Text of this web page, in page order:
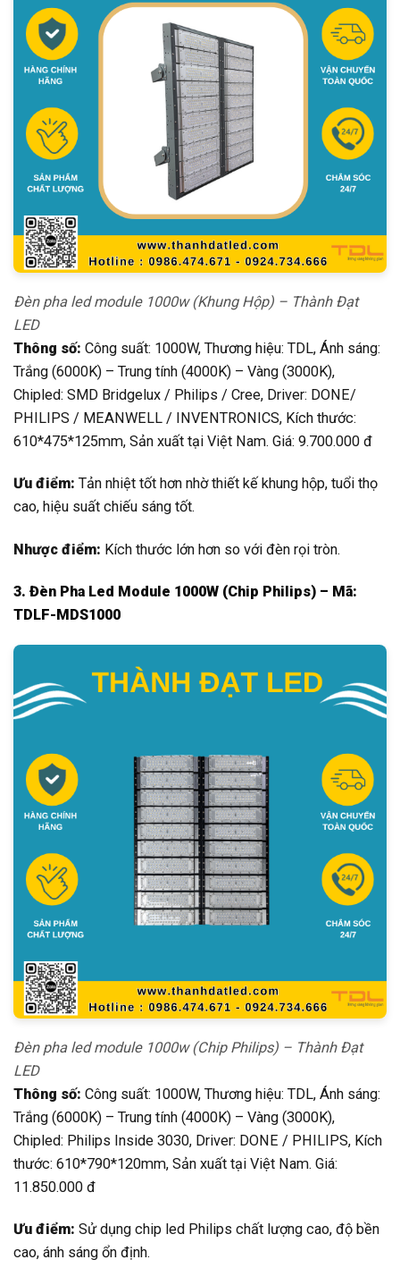
Đèn pha led module 1000w (Khung Hộp) – Thành Đạt
LED
Thông số: Công suất: 1000W, Thương hiệu: TDL, Ánh sáng:
Trắng (6000K) – Trung tính (4000K) – Vàng (3000K),
Chipled: SMD Bridgelux / Philips / Cree, Driver: DONE/
PHILIPS / MEANWELL / INVENTRONICS, Kích thước:
610*475*125mm, Sản xuất tại Việt Nam. Giá: 9.700.000 đ
Ưu điểm: Tản nhiệt tốt hơn nhờ thiết kế khung hộp, tuổi thọ
cao, hiệu suất chiếu sáng tốt.
Nhược điểm: Kích thước lớn hơn so với đèn rọi tròn.
3. Đèn Pha Led Module 1000W (Chip Philips) – Mã:
TDLF-MDS1000
Đèn pha led module 1000w (Chip Philips) – Thành Đạt
LED
Thông số: Công suất: 1000W, Thương hiệu: TDL, Ánh sáng:
Trắng (6000K) – Trung tính (4000K) – Vàng (3000K),
Chipled: Philips Inside 3030, Driver: DONE / PHILIPS, Kích
thước: 610*790*120mm, Sản xuất tại Việt Nam. Giá:
11.850.000 đ
Ưu điểm: Sử dụng chip led Philips chất lượng cao, độ bền
cao, ánh sáng ổn định.